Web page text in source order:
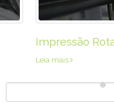
Impressão Rotativa 2
Leia mais
por: